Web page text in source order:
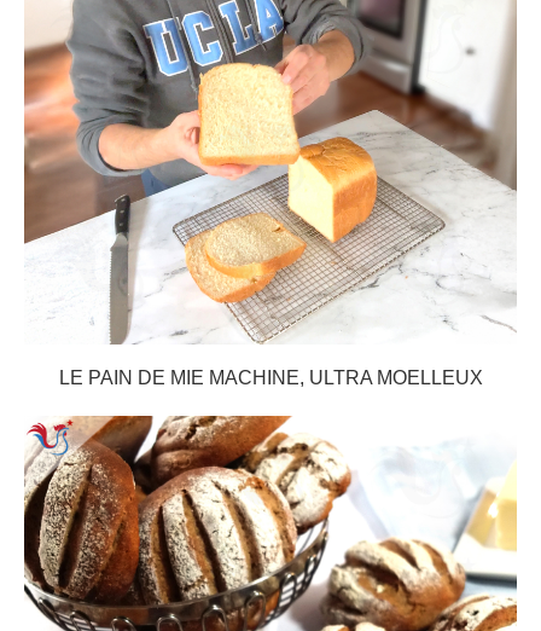
LE PAIN DE MIE MACHINE, ULTRA MOELLEUX